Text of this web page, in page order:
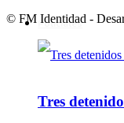
Policiales
Tres
© FM Identidad -